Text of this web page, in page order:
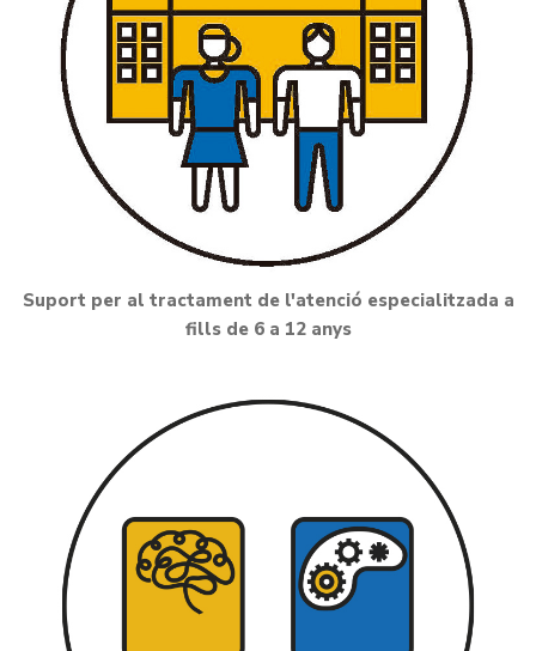
Suport per al tractament de l'atenció especialitzada a
fills de 6 a 12 anys